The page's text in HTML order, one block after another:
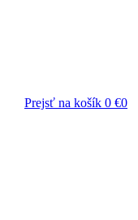
Prejsť na košík 0 €0